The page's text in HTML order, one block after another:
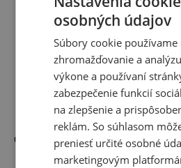
SMARTFUEL
Malát je
horčíka v
schopnosťou
podporuje
ideálna na
dopoludňajších hodinách.
osobných údajov
Súbory cookie používame
zhromažďovanie a
výkone a používaní
zabezpečenie funkcií
na zlepšenie a
reklám. So súhlasom
preniesť určité osobné
marketingovým